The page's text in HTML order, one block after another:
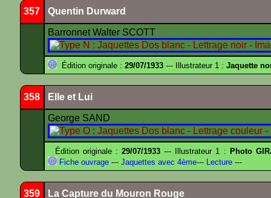
357 Quentin Durward
Barronnet Walter SCOTT
Édition originale : 29/07/1933 --- Illustrateur 1 : Jaquette
358 Elle et Lui
George SAND
Édition originale :29/07/1933 --- Illustrateur 1 : Photo
Fiche ouvrage --- Jaquettes avec 4ème--- Lecture ---
359 La Capture du Mouron Rouge